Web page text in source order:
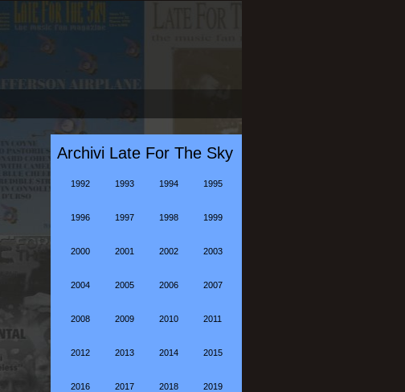
Archivi Late For The Sky
1992 1993 1994 1995
1996 1997 1998 1999
2000 2001 2002 2003
2004 2005 2006 2007
2008 2009 2010 2011
2012 2013 2014 2015
2016 2017 2018 2019